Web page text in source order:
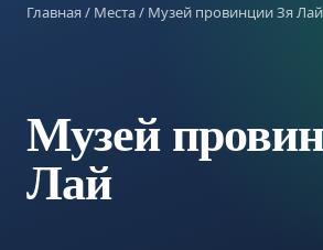
Главная/ Места/ Музей провинции Зя Лай
Музей
Лай